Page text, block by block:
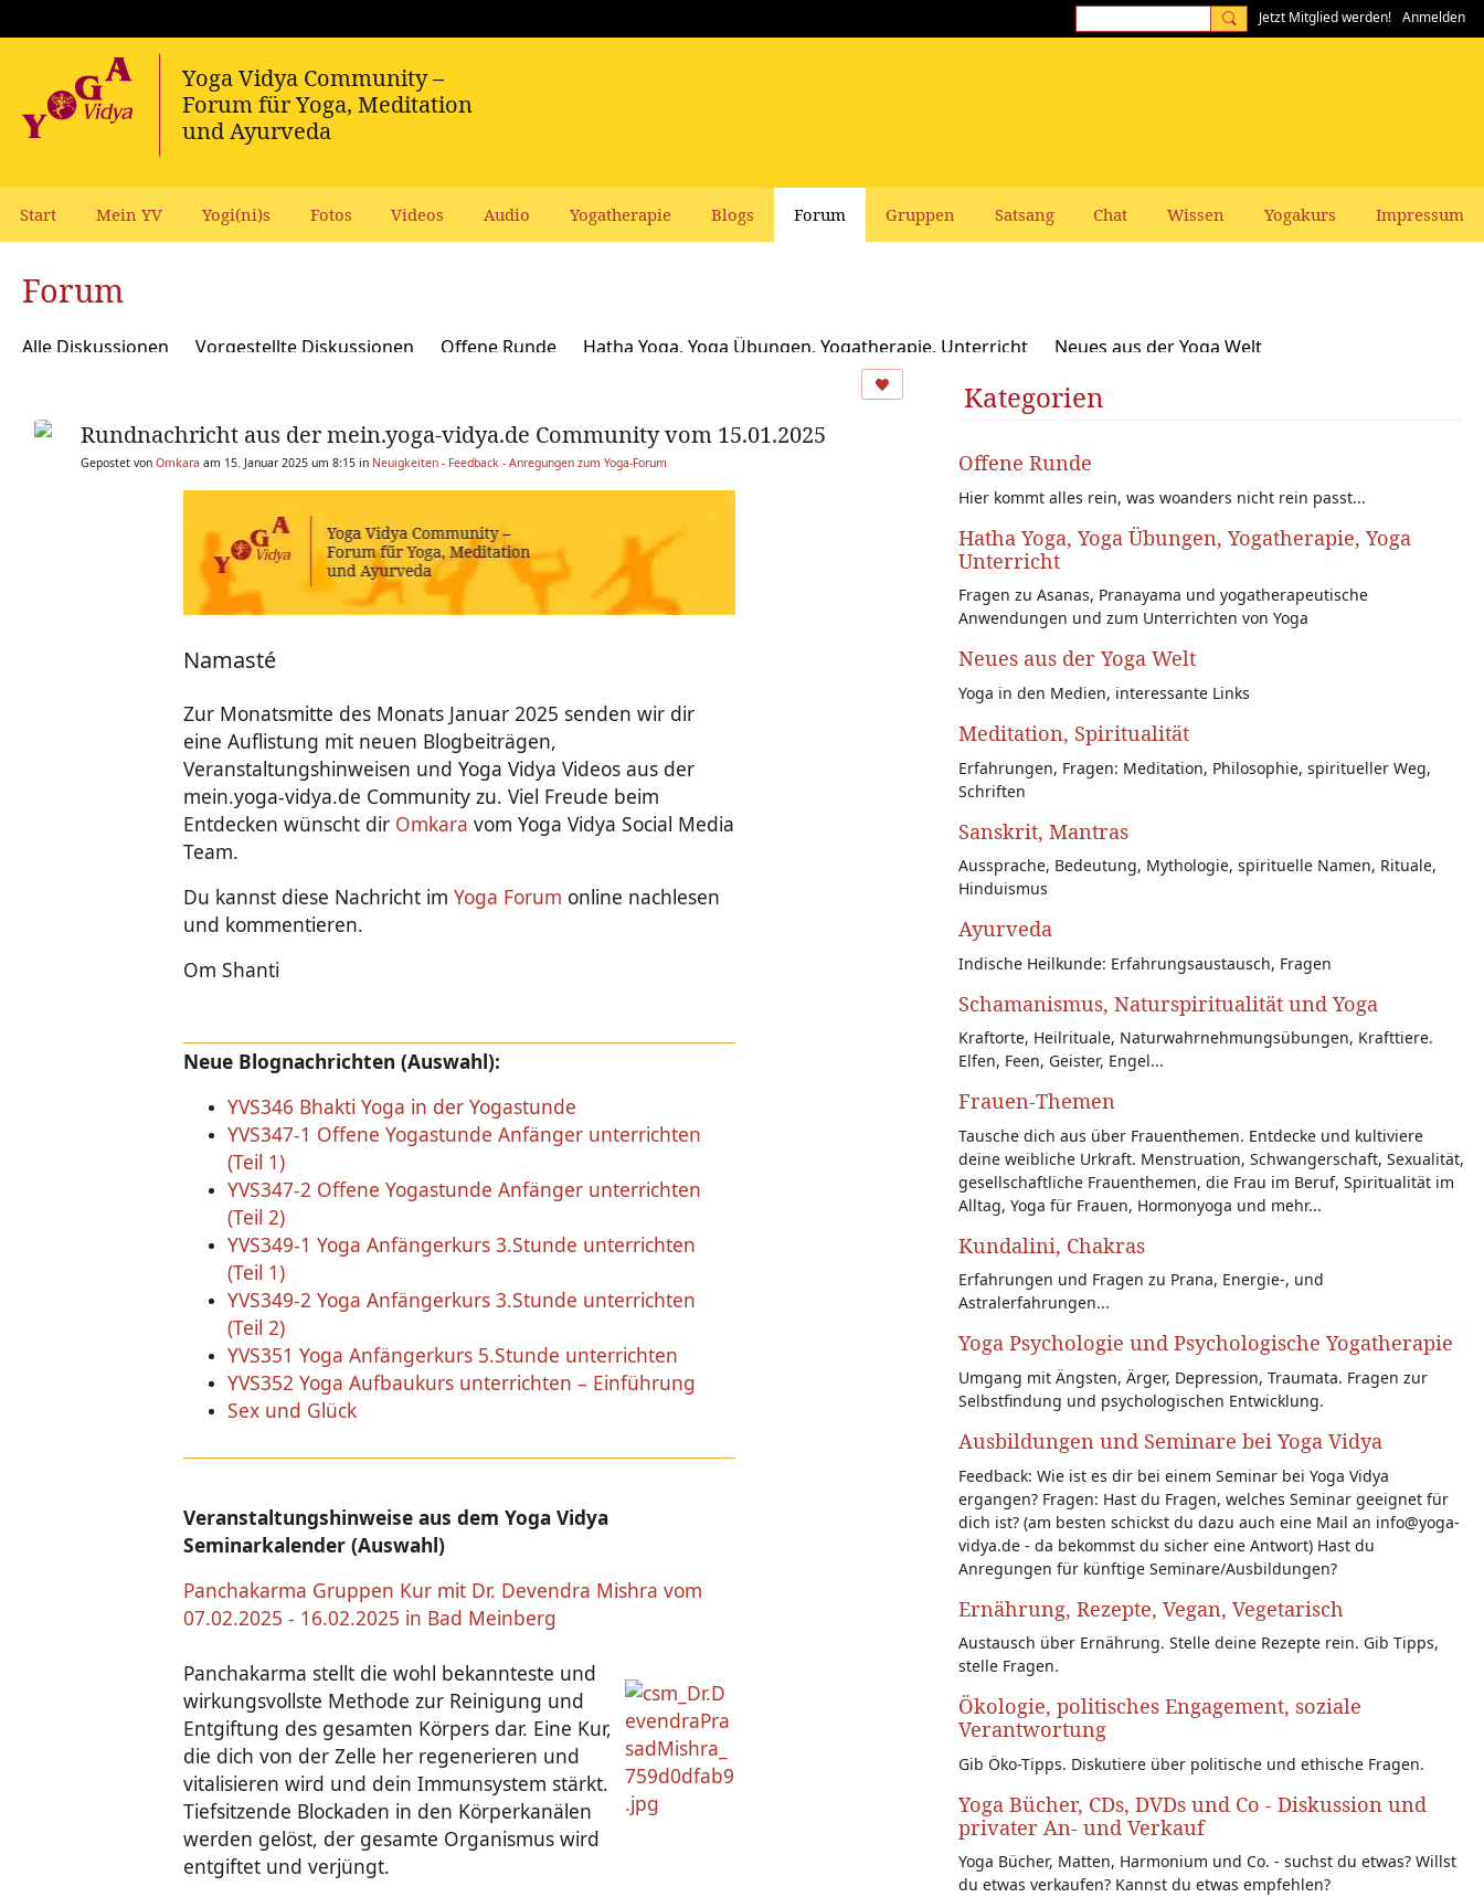
Jetzt Mitglied werden! Anmelden
Start Mein YV Yogi(ni)s Fotos Videos Audio Yogatherapie Blogs Forum Gruppen Satsang Chat Wissen Yogakurs Impressum
Forum
Alle Diskussionen Vorgestellte Diskussionen Offene Runde Hatha Yoga, Yoga Übungen, Yogatherapie, Unterricht
Neues aus der Yoga Welt
Schamanismus, Naturspiritualität und Yoga Frauen-Themen
Yoga Psychologie und Psychologische Yogatherapie
Ausbildungen und Seminare bei Yoga Vidya
Neuigkeiten - Feedback - Anregungen zum Yoga-Forum
Rundnachricht aus der mein.yoga-vidya.de Community vom 15.01.2025
Gepostet von Omkara am 15. Januar 2025 um 8:15 in Neuigkeiten - Feedback - Anregungen zum Yoga-Forum
Namasté
Zur Monatsmitte des Monats Januar 2025 senden wir dir
eine Auflistung mit neuen Blogbeiträgen,
Veranstaltungshinweisen und Yoga Vidya Videos aus der
mein.yoga-vidya.de Community zu. Viel Freude beim
Entdecken wünscht dir Omkara vom Yoga Vidya Social Media
Team.
Du kannst diese Nachricht imYoga Forum online nachlesen
und kommentieren.
Om Shanti
Neue Blognachrichten (Auswahl):
YVS346 Bhakti Yoga in der Yogastunde
YVS347-1 Offene Yogastunde Anfänger unterrichten
(Teil 1)
YVS347-2 Offene Yogastunde Anfänger unterrichten
(Teil 2)
YVS349-1 Yoga Anfängerkurs 3.Stunde unterrichten
(Teil 1)
YVS349-2 Yoga Anfängerkurs 3.Stunde unterrichten
(Teil 2)
YVS351 Yoga Anfängerkurs 5.Stunde unterrichten
YVS352 Yoga Aufbaukurs unterrichten – Einführung
Sex und Glück
Veranstaltungshinweise aus dem Yoga Vidya
Seminarkalender (Auswahl)
Panchakarma Gruppen Kur mit Dr. Devendra Mishra vom
07.02.2025 - 16.02.2025 in Bad Meinberg
Panchakarma stellt die wohl bekannteste und
wirkungsvollste Methode zur Reinigung und
Entgiftung des gesamten Körpers dar. Eine Kur,
die dich von der Zelle her regenerieren und
vitalisieren wird und dein Immunsystem stärkt.
Tiefsitzende Blockaden in den Körperkanälen
werden gelöst, der gesamte Organismus wird
entgiftet und verjüngt.
Kategorien
Offene Runde
Hier kommt alles rein, was woanders nicht rein passt...
Hatha Yoga, Yoga Übungen, Yogatherapie, Yoga
Unterricht
Fragen zu Asanas, Pranayama und yogatherapeutische
Anwendungen und zum Unterrichten von Yoga
Neues aus der Yoga Welt
Yoga in den Medien, interessante Links
Meditation, Spiritualität
Erfahrungen, Fragen: Meditation, Philosophie, spiritueller Weg,
Schriften
Sanskrit, Mantras
Aussprache, Bedeutung, Mythologie, spirituelle Namen, Rituale,
Hinduismus
Ayurveda
Indische Heilkunde: Erfahrungsaustausch, Fragen
Schamanismus, Naturspiritualität und Yoga
Kraftorte, Heilrituale, Naturwahrnehmungsübungen, Krafttiere.
Elfen, Feen, Geister, Engel...
Frauen-Themen
Tausche dich aus über Frauenthemen. Entdecke und kultiviere
deine weibliche Urkraft. Menstruation, Schwangerschaft, Sexualität,
gesellschaftliche Frauenthemen, die Frau im Beruf, Spiritualität im
Alltag, Yoga für Frauen, Hormonyoga und mehr...
Kundalini, Chakras
Erfahrungen und Fragen zu Prana, Energie-, und
Astralerfahrungen...
Yoga Psychologie und Psychologische Yogatherapie
Umgang mit Ängsten, Ärger, Depression, Traumata. Fragen zur
Selbstfindung und psychologischen Entwicklung.
Ausbildungen und Seminare bei Yoga Vidya
Feedback: Wie ist es dir bei einem Seminar bei Yoga Vidya
ergangen? Fragen: Hast du Fragen, welches Seminar geeignet für
dich ist? (am besten schickst du dazu auch eine Mail an info@yoga-
vidya.de - da bekommst du sicher eine Antwort) Hast du
Anregungen für künftige Seminare/Ausbildungen?
Ernährung, Rezepte, Vegan, Vegetarisch
Austausch über Ernährung. Stelle deine Rezepte rein. Gib Tipps,
stelle Fragen.
Ökologie, politisches Engagement, soziale
Verantwortung
Gib Öko-Tipps. Diskutiere über politische und ethische Fragen.
Yoga Bücher, CDs, DVDs und Co - Diskussion und
privater An- und Verkauf
Yoga Bücher, Matten, Harmonium und Co. - suchst du etwas? Willst
du etwas verkaufen? Kannst du etwas empfehlen?